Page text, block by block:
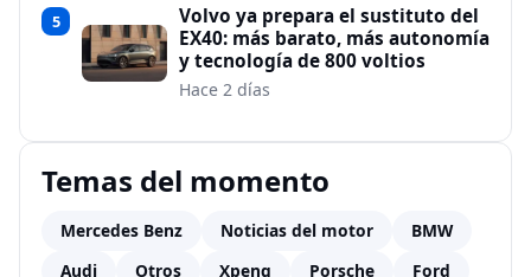
5
Volvo ya prepara el sustituto del
EX40: más barato, más autonomía
y tecnología de 800 voltios
Hace 2 días
Temas del momento
Mercedes Benz Noticias del motor
BMW
Audi
Otros Xpeng Porsche Ford